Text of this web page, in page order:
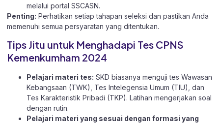
melalui portal SSCASN.
Penting: Perhatikan setiap tahapan seleksi dan pastikan Anda
memenuhi semua persyaratan yang ditentukan.
Tips Jitu untuk Menghadapi Tes CPNS
Kemenkumham 2024
Pelajari materi tes: SKD biasanya menguji tes Wawasan
Kebangsaan (TWK), Tes Intelegensia Umum (TIU), dan
Tes Karakteristik Pribadi (TKP). Latihan mengerjakan soal
dengan rutin.
Pelajari materi yang sesuai dengan formasi yang